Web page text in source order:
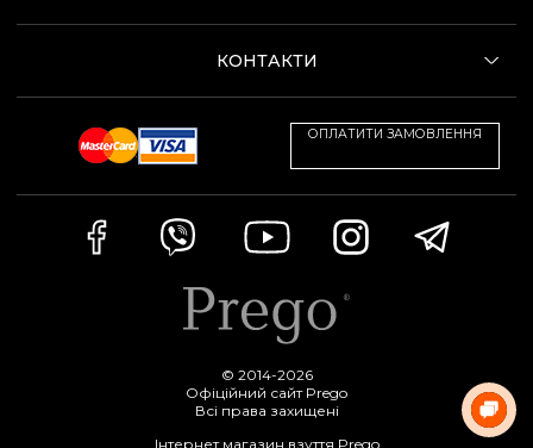
КОНТАКТИ
ОПЛАТИТИ ЗАМОВЛЕННЯ
© 2014-2026
Офіційний сайт Prego
Всі права захищені
Інтернет магазин взуття Prego